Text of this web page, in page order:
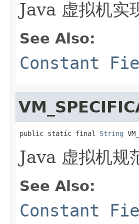
Java 虚拟机实
See Also:
Constant
public static final String
Java 虚拟机规
See Also:
Constant